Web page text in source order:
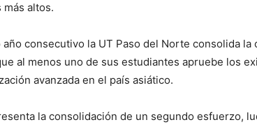
altos.
consecutivo la UT Paso del Norte consolida la
al menos uno de sus estudiantes apruebe los
avanzada en el país asiático.
la consolidación de un segundo esfuerzo,